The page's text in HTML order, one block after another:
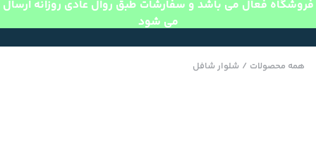
فروشگاه فعال می باشد و سفارشات طبق روال عادی روزانه ارسال
می شود
همه محصولات / شلوار شافل